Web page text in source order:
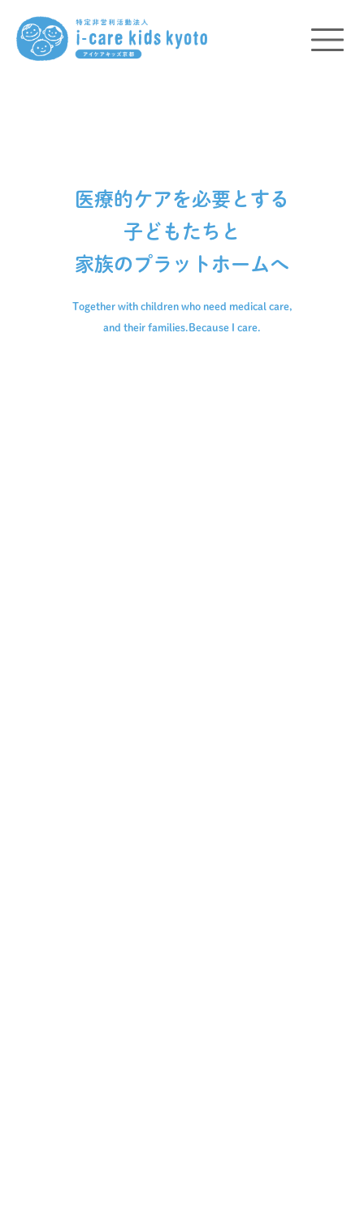
医療的ケアを必要とする
子どもたちと
家族のプラットホームへ
Together with children who need medical care,
and their families.Because I care.